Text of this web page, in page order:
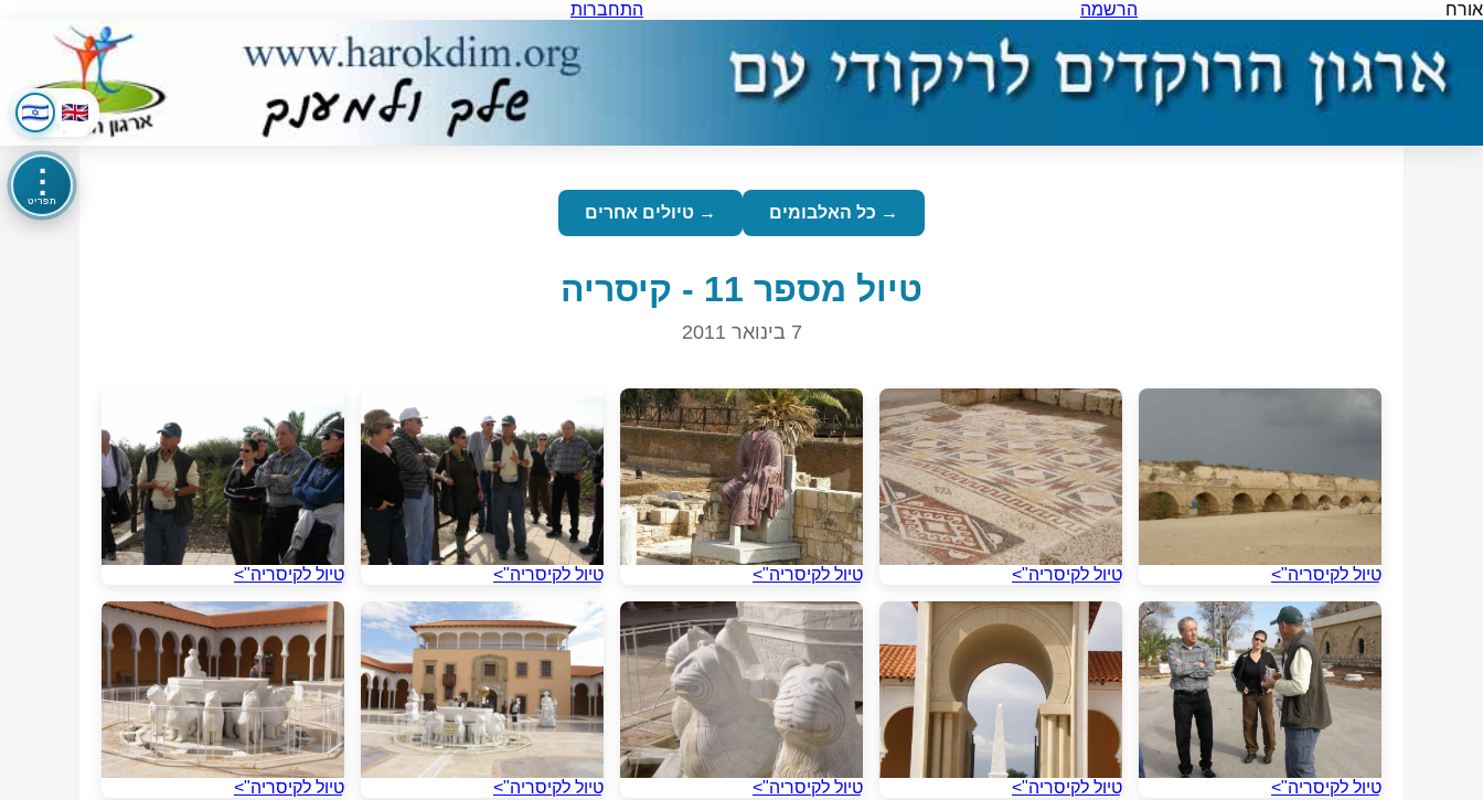
אורח הרשמה התחברות
⋮
תפריט
→ כל האלבומים → טיולים אחרים
טיול מספר 11 - קיסריה
7 בינואר 2011
טיול לקיסריה"> טיול לקיסריה"> טיול לקיסריה"> טיול לקיסריה"> טיול לקיסריה">
טיול לקיסריה"> טיול לקיסריה"> טיול לקיסריה"> טיול לקיסריה"> טיול לקיסריה">